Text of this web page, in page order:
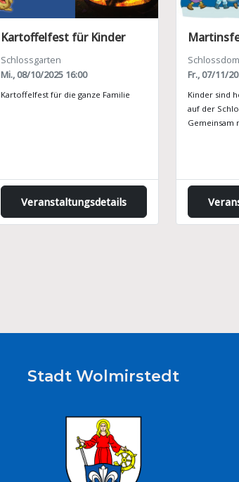
Kartoffelfest für Kinder
Schlossgarten
Mi., 08/10/2025 16:00
Kartoffelfest für die ganze Familie
Veranstaltungsdetails
Fr., 07/11/
Kinder sind
auf der
Gemeinsam
Stadt Wolmirstedt